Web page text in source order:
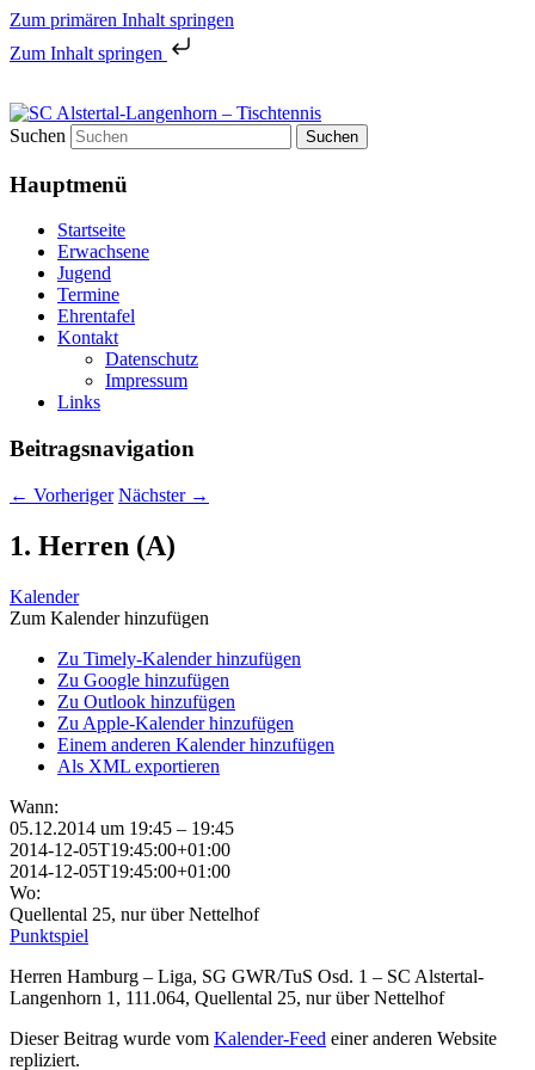
Zum primären Inhalt springen
Zum Inhalt springen
SC Alstertal-Langenhorn –
Tischtennis
Tischtennis in Hamburgs Norden
Suchen
Hauptmenü
Startseite
Erwachsene
Jugend
Termine
Ehrentafel
Kontakt
Datenschutz
Impressum
Links
Beitragsnavigation
← Vorheriger Nächster →
1. Herren (A)
Kalender
Zum Kalender hinzufügen
Zu Timely-Kalender hinzufügen
Zu Google hinzufügen
Zu Outlook hinzufügen
Zu Apple-Kalender hinzufügen
Einem anderen Kalender hinzufügen
Als XML exportieren
Wann:
05.12.2014 um 19:45 – 19:45
2014-12-05T19:45:00+01:00
2014-12-05T19:45:00+01:00
Wo:
Quellental 25, nur über Nettelhof
Punktspiel
Herren Hamburg – Liga, SG GWR/TuS Osd. 1 – SC Alstertal-
Langenhorn 1, 111.064, Quellental 25, nur über Nettelhof
Dieser Beitrag wurde vom Kalender-Feed einer anderen Website
repliziert.